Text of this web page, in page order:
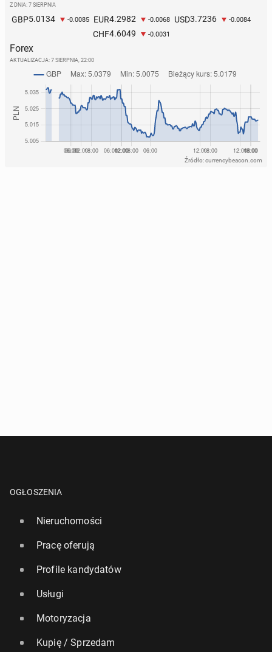
Z DNIA: 7 SIERPNIA
GBP5.0134 -0.0085 EUR4.2982 -0.0068 USD3.7236 -0.0084
CHF4.6049 -0.0031
Forex
AKTUALIZACJA: 7 SIERPNIA, 22:00
Źródło: currencybeacon.com
OGŁOSZENIA
Nieruchomości
Pracę oferują
Profile kandydatów
Usługi
Motoryzacja
Kupię / Sprzedam